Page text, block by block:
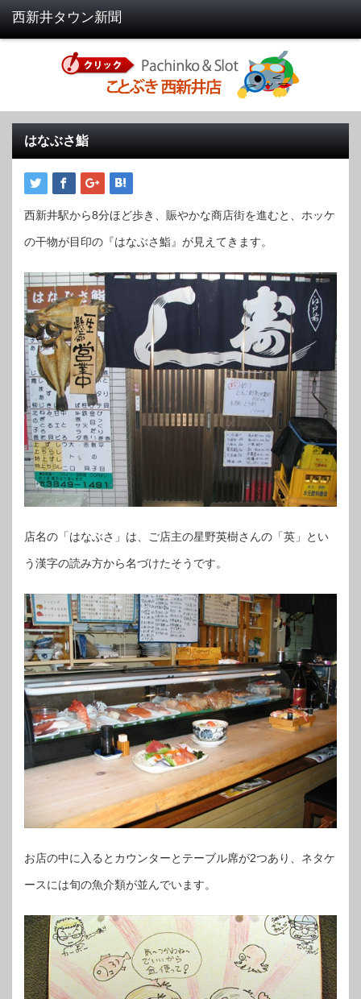
はなぶさ鮨
西新井駅から8分ほど歩き、賑やかな商店街を進むと、ホッケ
の干物が目印の『はなぶさ鮨』が見えてきます。
店名の「はなぶさ」は、ご店主の星野英樹さんの「英」とい
う漢字の読み方から名づけたそうです。
お店の中に入るとカウンターとテーブル席が2つあり、ネタケ
ースには旬の魚介類が並んでいます。